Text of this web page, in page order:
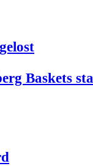
Bas­kets